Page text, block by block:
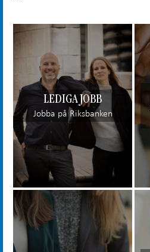
LEDIGA JOBB
Jobba på Riksbanken